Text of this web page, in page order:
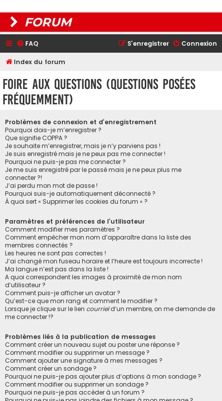
FORUM
FAQ Connexion
S’enregistrer
Index du forum
Foire aux questions (Questions posées
fréquemment)
Problèmes de connexion et d’enregistrement
Pourquoi dois-je m’enregistrer ?
Que signifie COPPA ?
Je souhaite m’enregistrer, mais je n’y parviens pas !
Je suis enregistré mais je ne peux pas me connecter !
Pourquoi ne puis-je pas me connecter ?
Je me suis enregistré par le passé mais je ne peux plus me
connecter ?!
J’ai perdu mon mot de passe !
Pourquoi suis-je automatiquement déconnecté ?
À quoi sert « Supprimer les cookies du forum » ?
Paramètres et préférences de l’utilisateur
Comment modifier mes paramètres ?
Comment empêcher mon nom d’apparaître dans la liste des
membres connectés ?
Les heures ne sont pas correctes !
J’ai changé mon fuseau horaire et l’heure est toujours incorrecte !
Ma langue n’est pas dans la liste !
A quoi correspondent les images à proximité de mon nom
d’utilisateur ?
Comment puis-je afficher un avatar ?
Qu’est-ce que mon rang et comment le modifier ?
Lorsque je clique sur le lien courrield’un membre, on me demande de
me connecter !?
Problèmes liés à la publication de messages
Comment créer un nouveau sujet ou poster une réponse ?
Comment modifier ou supprimer un message ?
Comment ajouter une signature à mes messages ?
Comment créer un sondage ?
Pourquoi ne puis-je pas ajouter plus d’options à mon sondage ?
Comment modifier ou supprimer un sondage ?
Pourquoi ne puis-je pas accéder à un forum ?